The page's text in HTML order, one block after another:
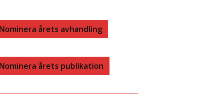
B
O
E
I
Nominera årets avhandling
Nominera årets publikation